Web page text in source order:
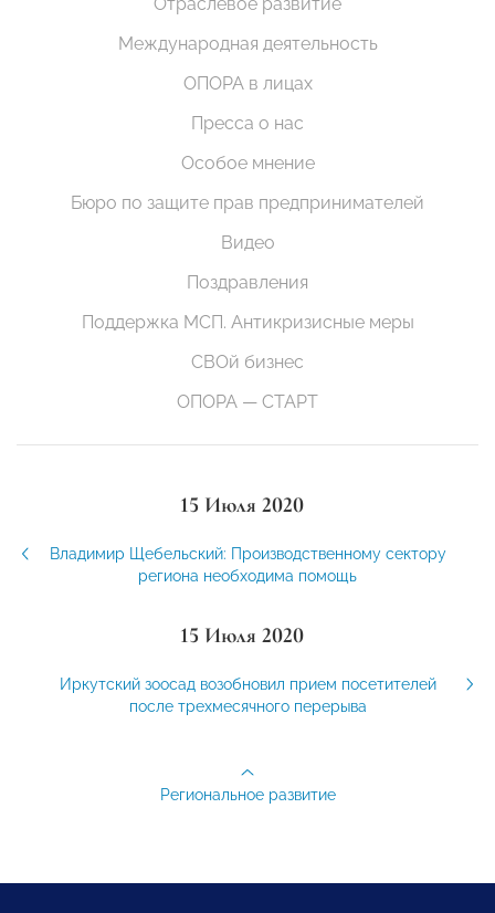
Международная деятельность
ОПОРА в лицах
Пресса о нас
Особое мнение
Бюро по защите прав предпринимателей
Видео
Поздравления
Поддержка МСП. Антикризисные меры
СВОй бизнес
ОПОРА — СТАРТ
15 Июля 2020
Владимир Щебельский: Производственному сектору
региона необходима помощь
15 Июля 2020
Иркутский зоосад возобновил прием посетителей
после трехмесячного перерыва
Региональное развитие